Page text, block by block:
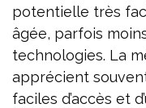
potentielle très
âgée, parfois
technologies. La
apprécient
faciles d’accès et